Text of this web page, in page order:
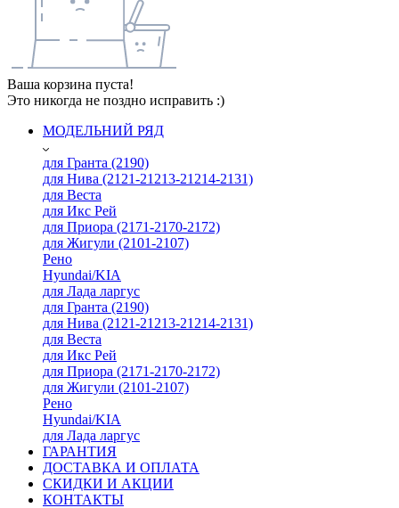
Ваша корзина пуста!
Это никогда не поздно исправить :)
МОДЕЛЬНИЙ РЯД
для Гранта (2190)
для Нива (2121-21213-21214-2131)
для Веста
для Икс Рей
для Приора (2171-2170-2172)
для Жигули (2101-2107)
Рено
Hyundai/KIA
для Лада ларгус
для Гранта (2190)
для Нива (2121-21213-21214-2131)
для Веста
для Икс Рей
для Приора (2171-2170-2172)
для Жигули (2101-2107)
Рено
Hyundai/KIA
для Лада ларгус
ГАРАНТИЯ
ДОСТАВКА И ОПЛАТА
СКИДКИ И АКЦИИ
КОНТАКТЫ